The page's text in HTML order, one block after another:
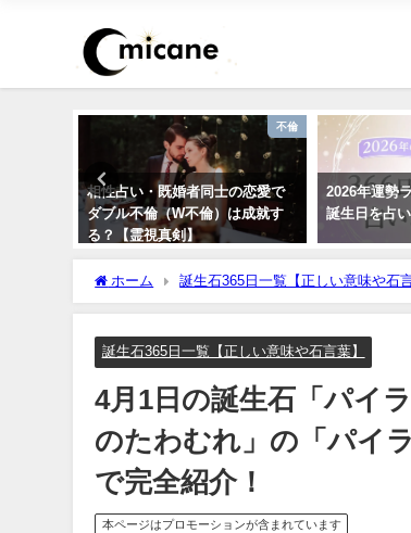
不倫
相性占い・既婚者同士の恋愛で
ダブル不倫（W不倫）は成就す
る？【霊視真剣】
2026年運勢
誕生日を占
ホーム 誕生石365日一覧【正しい意味や石言
「パイライト」のスピリチュアルな効果や浄化方
誕生石365日一覧【正しい意味や石言葉】
4月1日の誕生石「パイ
のたわむれ」の「パイ
で完全紹介！
本ページはプロモーションが含まれています